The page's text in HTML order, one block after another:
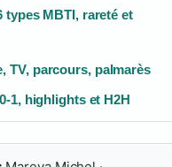
types MBTI, rareté et
TV, parcours, palmarès
1, highlights et H2H